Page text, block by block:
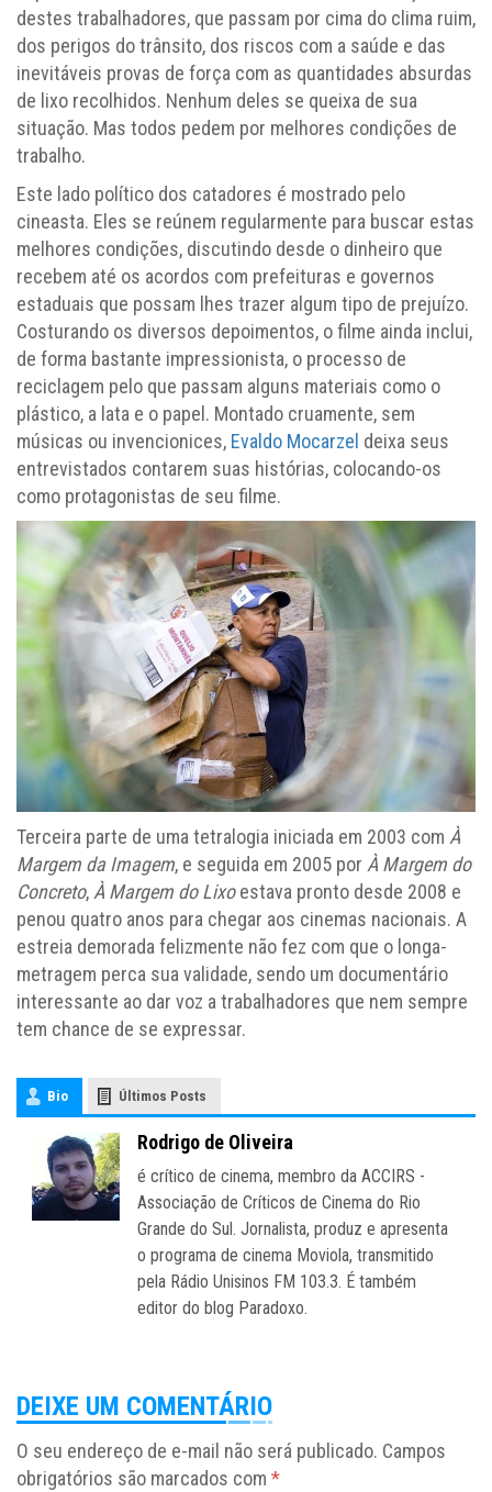
destes trabalhadores, que passam por cima do clima ruim,
dos perigos do trânsito, dos riscos com a saúde e das
inevitáveis provas de força com as quantidades absurdas
de lixo recolhidos. Nenhum deles se queixa de sua
situação. Mas todos pedem por melhores condições de
trabalho.
Este lado político dos catadores é mostrado pelo
cineasta. Eles se reúnem regularmente para buscar estas
melhores condições, discutindo desde o dinheiro que
recebem até os acordos com prefeituras e governos
estaduais que possam lhes trazer algum tipo de prejuízo.
Costurando os diversos depoimentos, o filme ainda inclui,
de forma bastante impressionista, o processo de
reciclagem pelo que passam alguns materiais como o
plástico, a lata e o papel. Montado cruamente, sem
músicas ou invencionices, Evaldo Mocarzel deixa seus
entrevistados contarem suas histórias, colocando-os
como protagonistas de seu filme.
Terceira parte de uma tetralogia iniciada em 2003 com À
Margem da Imagem, e seguida em 2005 por À Margem do
Concreto,À Margem do Lixoestava pronto desde 2008 e
penou quatro anos para chegar aos cinemas nacionais. A
estreia demorada felizmente não fez com que o longa-
metragem perca sua validade, sendo um documentário
interessante ao dar voz a trabalhadores que nem sempre
tem chance de se expressar.
Bio Últimos Posts
Rodrigo de Oliveira
é crítico de cinema, membro da ACCIRS -
Associação de Críticos de Cinema do Rio
Grande do Sul. Jornalista, produz e apresenta
o programa de cinema Moviola, transmitido
pela Rádio Unisinos FM 103.3. É também
editor do blog Paradoxo.
DEIXE UM COMENTÁRIO
O seu endereço de e-mail não será publicado. Campos
obrigatórios são marcados com *